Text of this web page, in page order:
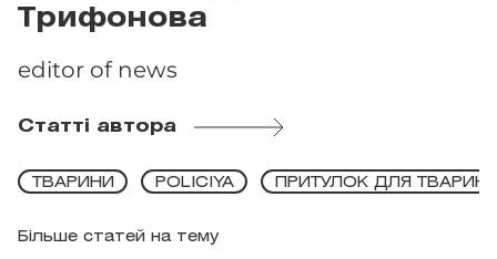
Трифонова
editor of news
Статті автора
Більше статей на тему
ТВАРИНИ POLICIYA ПРИТУЛОК ДЛЯ ТВАРИН